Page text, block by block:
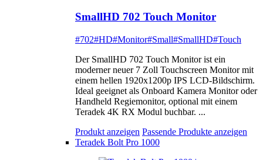
SmallHD 702 Touch Monitor
#702#HD#Monitor#Small#SmallHD#Touch
Der SmallHD 702 Touch Monitor ist ein
moderner neuer 7 Zoll Touchscreen Monitor mit
einem hellen 1920x1200p IPS LCD-Bildschirm.
Ideal geeignet als Onboard Kamera Monitor oder
Handheld Regiemonitor, optional mit einem
Teradek 4K RX Modul buchbar. ...
Produkt anzeigen Passende Produkte anzeigen
Teradek Bolt Pro 1000